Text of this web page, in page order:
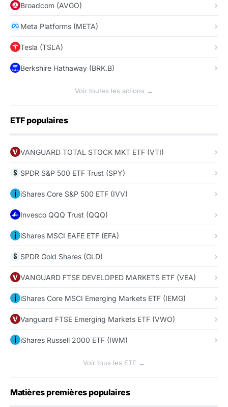
Broadcom (AVGO)
Meta Platforms (META)
Tesla (TSLA)
Berkshire Hathaway (BRK.B)
Voir toutes les actions →
ETF populaires
VANGUARD TOTAL STOCK MKT ETF (VTI)
SPDR S&P 500 ETF Trust (SPY)
iShares Core S&P 500 ETF (IVV)
Invesco QQQ Trust (QQQ)
iShares MSCI EAFE ETF (EFA)
SPDR Gold Shares (GLD)
VANGUARD FTSE DEVELOPED MARKETS ETF (VEA)
iShares Core MSCI Emerging Markets ETF (IEMG)
Vanguard FTSE Emerging Markets ETF (VWO)
iShares Russell 2000 ETF (IWM)
Voir tous les ETF →
Matières premières populaires